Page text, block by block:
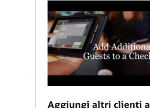
Aggiungi altri clienti a